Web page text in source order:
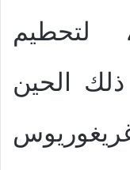
لتحطيم
الحين